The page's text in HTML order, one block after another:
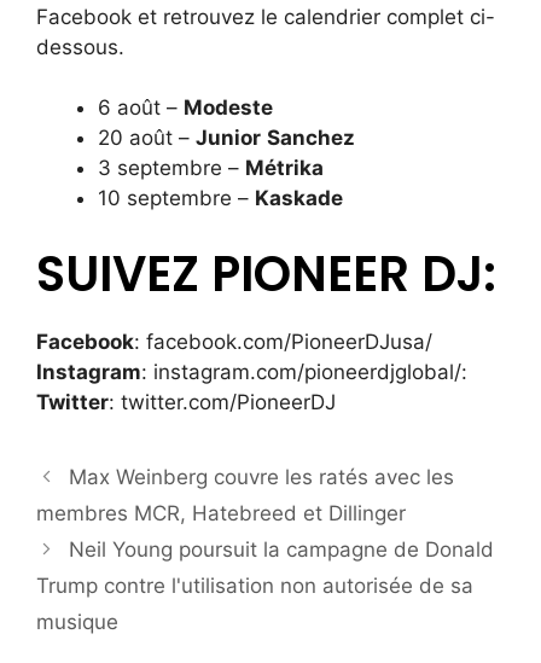
Facebook et retrouvez le calendrier complet ci-
dessous.
6 août – Modeste
20 août – Junior Sanchez
3 septembre – Métrika
10 septembre – Kaskade
SUIVEZ PIONEER DJ:
Facebook: facebook.com/PioneerDJusa/
Instagram: instagram.com/pioneerdjglobal/:
Twitter: twitter.com/PioneerDJ
Max Weinberg couvre les ratés avec les
membres MCR, Hatebreed et Dillinger
Neil Young poursuit la campagne de Donald
Trump contre l'utilisation non autorisée de sa
musique